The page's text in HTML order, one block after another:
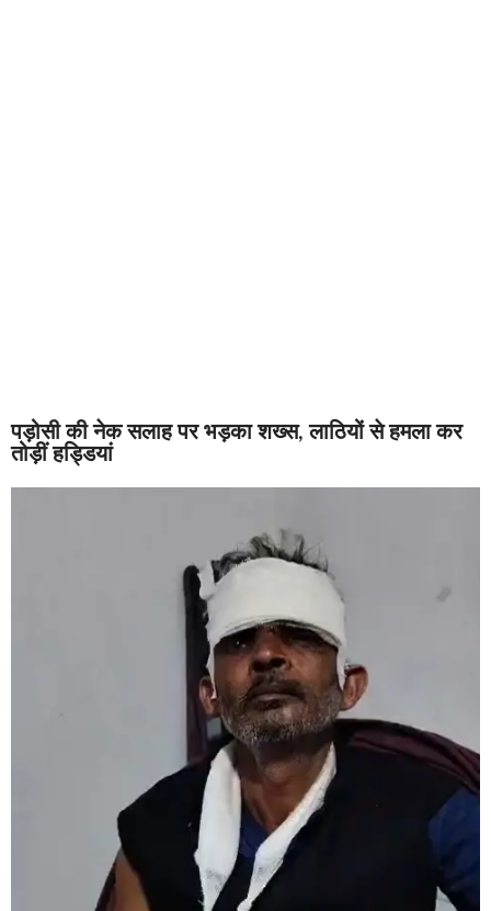
पड़ोसी की नेक सलाह पर भड़का शख्स, लाठियों से हमला कर
तोड़ीं हड्डियां